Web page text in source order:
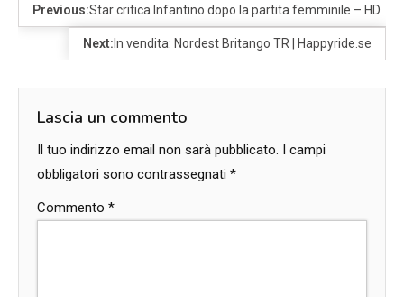
Previous:Star critica Infantino dopo la partita femminile – HD
Next: In vendita: Nordest Britango TR | Happyride.se
Lascia un commento
Il tuo indirizzo email non sarà pubblicato. I campi
obbligatori sono contrassegnati *
Commento *